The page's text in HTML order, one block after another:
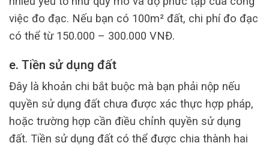
việc đo đạc. Nếu bạn có 100m² đất, chi phí đo đạc
có thể từ 150.000 – 300.000 VNĐ.
e. Tiền sử dụng đất
Đây là khoản chi bắt buộc mà bạn phải nộp nếu
quyền sử dụng đất chưa được xác thực hợp pháp,
hoặc trường hợp cần điều chỉnh quyền sử dụng
đất. Tiền sử dụng đất có thể được chia thành hai